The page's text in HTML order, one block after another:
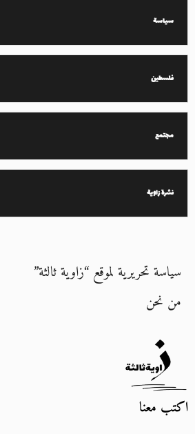
سياسة
فلسطين
مجتمع
نشرة زاوية
سياسة تحريرية لموقع “زاوية ثالثة”
من نحن
اكتب معنا